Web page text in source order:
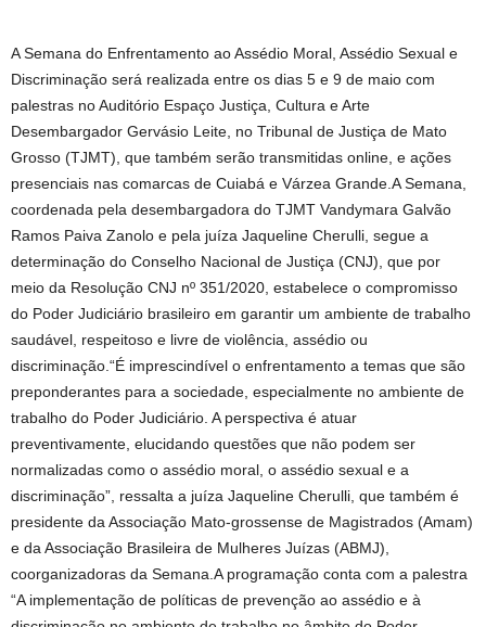
A Semana do Enfrentamento ao Assédio Moral, Assédio Sexual e
Discriminação será realizada entre os dias 5 e 9 de maio com
palestras no Auditório Espaço Justiça, Cultura e Arte
Desembargador Gervásio Leite, no Tribunal de Justiça de Mato
Grosso (TJMT), que também serão transmitidas online, e ações
presenciais nas comarcas de Cuiabá e Várzea Grande.A Semana,
coordenada pela desembargadora do TJMT Vandymara Galvão
Ramos Paiva Zanolo e pela juíza Jaqueline Cherulli, segue a
determinação do Conselho Nacional de Justiça (CNJ), que por
meio da Resolução CNJ nº 351/2020, estabelece o compromisso
do Poder Judiciário brasileiro em garantir um ambiente de trabalho
saudável, respeitoso e livre de violência, assédio ou
discriminação.“É imprescindível o enfrentamento a temas que são
preponderantes para a sociedade, especialmente no ambiente de
trabalho do Poder Judiciário. A perspectiva é atuar
preventivamente, elucidando questões que não podem ser
normalizadas como o assédio moral, o assédio sexual e a
discriminação”, ressalta a juíza Jaqueline Cherulli, que também é
presidente da Associação Mato-grossense de Magistrados (Amam)
e da Associação Brasileira de Mulheres Juízas (ABMJ),
coorganizadoras da Semana.A programação conta com a palestra
“A implementação de políticas de prevenção ao assédio e à